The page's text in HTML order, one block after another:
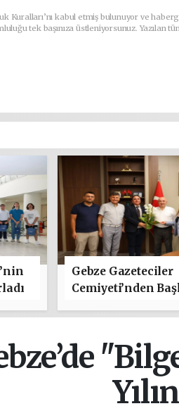
Kuralları’nı kabul etmiş bulunuyor ve
tek başınıza üstleniyorsunuz.
Gebze Gazeteciler
Cemiyeti’nden